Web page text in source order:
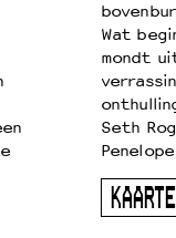
Wat
mondt
Seth